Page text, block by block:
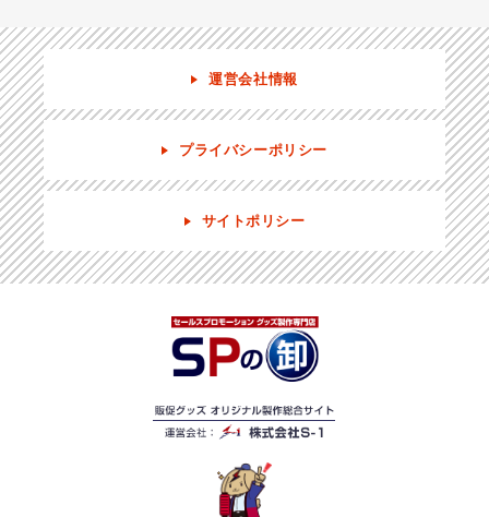
運営会社情報
プライバシーポリシー
サイトポリシー